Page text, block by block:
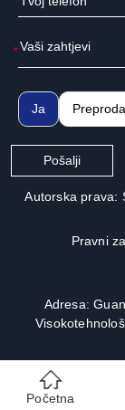
*
Ja
Pošalji
Autorska prava:
Pravni
Adresa:
Početna